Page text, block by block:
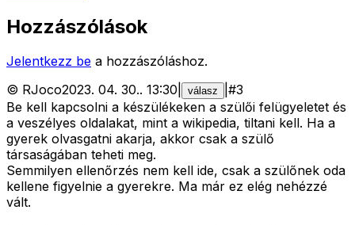
Hozzászólások
Jelentkezz be a hozzászóláshoz.
© RJoco2023. 04. 30.. 13:30 válasz #3
Be kell kapcsolni a készülékeken a szülői felügyeletet és
a veszélyes oldalakat, mint a wikipedia, tiltani kell. Ha a
gyerek olvasgatni akarja, akkor csak a szülő
társaságában teheti meg.
Semmilyen ellenőrzés nem kell ide, csak a szülőnek oda
kellene figyelnie a gyerekre. Ma már ez elég nehézzé
vált.